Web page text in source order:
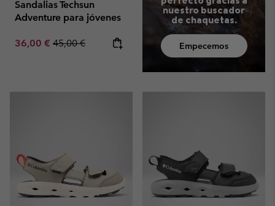
Sandalias Techsun
Adventure para jóvenes
Sale price:
36,00 € Regular price:
45,00 €
nuestro buscador
de chaquetas.
Empecemos